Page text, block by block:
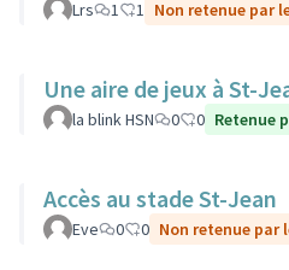
Lrs 1 1 Non retenue par
Une aire de jeux à St-
la blink HSN 0 0 Retenue
Accès au stade St-Jean
Eve 0 0 Non retenue par